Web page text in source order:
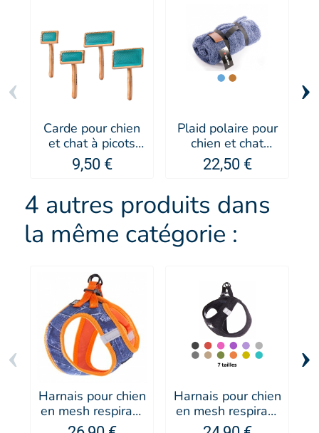
Carde pour chien
et chat à picots
supersoft Kebek -
Artero
9,50 €
Plaid polaire pour
chien et chat
collection
Doudouzen -
22,50 €
‹ ›
4 autres produits dans
la même catégorie :
Harnais pour chien
en mesh respirant
Jean - MARTIN
Harnais pour chien
en mesh respirant
- MARTIN SELLIER
‹ ›